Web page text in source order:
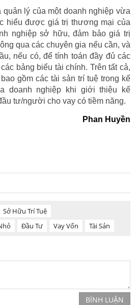
lý của một doanh nghiệp vừa
hiểu được giá trị thương mại của
nghiệp sở hữu, đảm bảo giá trị
qua các chuyên gia nếu cần, và
nếu có, để tính toán đầy đủ các
bảng biểu tài chính. Trên tất cả,
gồm các tài sản trí tuệ trong kế
doanh nghiệp khi giới thiệu kế
tư/người cho vay có tiềm năng.
Phan Huyền
Sở Hữu Trí Tuệ
Đầu Tư Vay Vốn Tài Sản
BÌNH LUẬN